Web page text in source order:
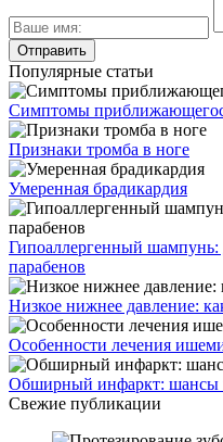
Популярные статьи
Симптомы
Признаки тромба в ноге
Умеренная брадикардия
Гипоаллергенный шампунь:
парабенов
Низкое нижнее давление:
Особенности лечения
Обширный инфаркт: шансы
Свежие публикации